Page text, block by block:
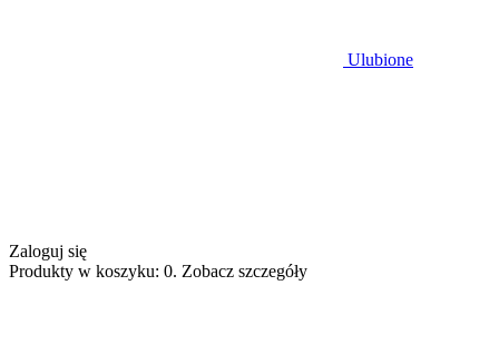
Ulubione
Zaloguj się
Produkty w koszyku: 0. Zobacz szczegóły